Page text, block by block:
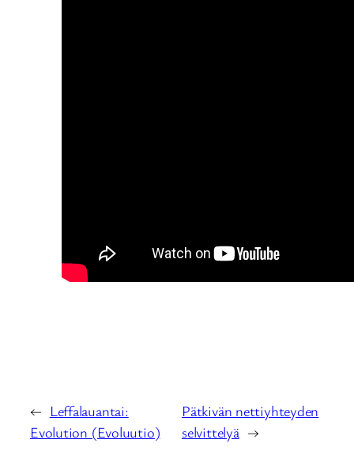
← Leffalauantai:
Evolution (Evoluutio)
Pätkivän nettiyhteyden
selvittelyä →